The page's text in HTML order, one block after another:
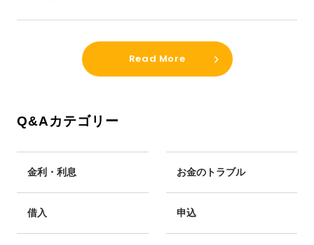
Read More
Q&Aカテゴリー
金利・利息 お金のトラブル
借入 申込